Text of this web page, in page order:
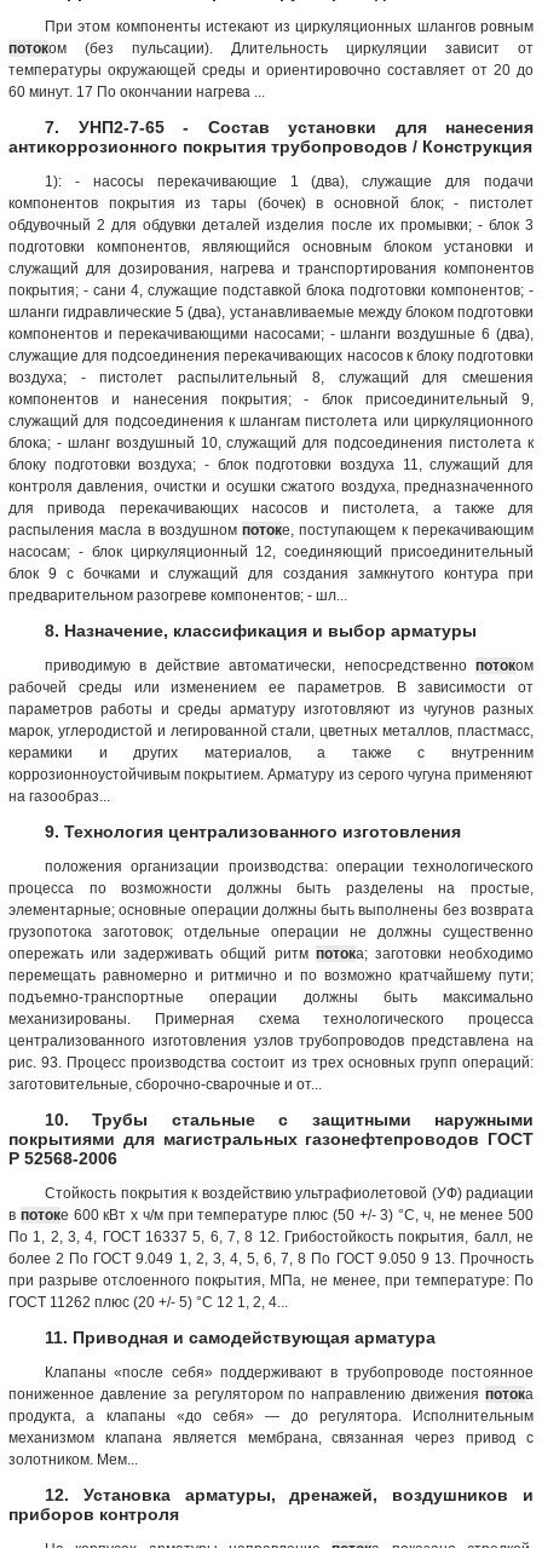
При этом компоненты истекают из циркуляционных шлангов ровным
потоком (без пульсации). Длительность циркуляции зависит от
температуры окружающей среды и ориентировочно составляет от 20 до
60 минут. 17 По окончании нагрева ...
7. УНП2-7-65 - Состав установки для нанесения
антикоррозионного покрытия трубопроводов / Конструкция
1): - насосы перекачивающие 1 (два), служащие для подачи
компонентов покрытия из тары (бочек) в основной блок; - пистолет
обдувочный 2 для обдувки деталей изделия после их промывки; - блок 3
подготовки компонентов, являющийся основным блоком установки и
служащий для дозирования, нагрева и транспортирования компонентов
покрытия; - сани 4, служащие подставкой блока подготовки компонентов; -
шланги гидравлические 5 (два), устанавливаемые между блоком подготовки
компонентов и перекачивающими насосами; - шланги воздушные 6 (два),
служащие для подсоединения перекачивающих насосов к блоку подготовки
воздуха; - пистолет распылительный 8, служащий для смешения
компонентов и нанесения покрытия; - блок присоединительный 9,
служащий для подсоединения к шлангам пистолета или циркуляционного
блока; - шланг воздушный 10, служащий для подсоединения пистолета к
блоку подготовки воздуха; - блок подготовки воздуха 11, служащий для
контроля давления, очистки и осушки сжатого воздуха, предназначенного
для привода перекачивающих насосов и пистолета, а также для
распыления масла в воздушномпотоке, поступающем к перекачивающим
насосам; - блок циркуляционный 12, соединяющий присоединительный
блок 9 с бочками и служащий для создания замкнутого контура при
предварительном разогреве компонентов; - шл...
8. Назначение, классификация и выбор арматуры
приводимую в действие автоматически, непосредственно потоком
рабочей среды или изменением ее параметров. В зависимости от
параметров работы и среды арматуру изготовляют из чугунов разных
марок, углеродистой и легированной стали, цветных металлов, пластмасс,
керамики и других материалов, а также с внутренним
коррозионноустойчивым покрытием. Арматуру из серого чугуна применяют
на газообраз...
9. Технология централизованного изготовления
положения организации производства: операции технологического
процесса по возможности должны быть разделены на простые,
элементарные; основные операции должны быть выполнены без возврата
грузопотока заготовок; отдельные операции не должны существенно
опережать или задерживать общий ритм потока; заготовки необходимо
перемещать равномерно и ритмично и по возможно кратчайшему пути;
подъемно-транспортные операции должны быть максимально
механизированы. Примерная схема технологического процесса
централизованного изготовления узлов трубопроводов представлена на
рис. 93. Процесс производства состоит из трех основных групп операций:
заготовительные, сборочно-сварочные и от...
10. Трубы стальные с защитными наружными
покрытиями для магистральных газонефтепроводов ГОСТ
Р 52568-2006
Стойкость покрытия к воздействию ультрафиолетовой (УФ) радиации
в потоке 600 кВт х ч/м при температуре плюс (50 +/- 3) °С, ч, не менее 500
По 1, 2, 3, 4, ГОСТ 16337 5, 6, 7, 8 12. Грибостойкость покрытия, балл, не
более 2 По ГОСТ 9.049 1, 2, 3, 4, 5, 6, 7, 8 По ГОСТ 9.050 9 13. Прочность
при разрыве отслоенного покрытия, МПа, не менее, при температуре: По
ГОСТ 11262 плюс (20 +/- 5) °С 12 1, 2, 4...
11. Приводная и самодействующая арматура
Клапаны «после себя» поддерживают в трубопроводе постоянное
пониженное давление за регулятором по направлению движения потока
продукта, а клапаны «до себя» — до регулятора. Исполнительным
механизмом клапана является мембрана, связанная через привод с
золотником. Мем...
12. Установка арматуры, дренажей, воздушников и
приборов контроля